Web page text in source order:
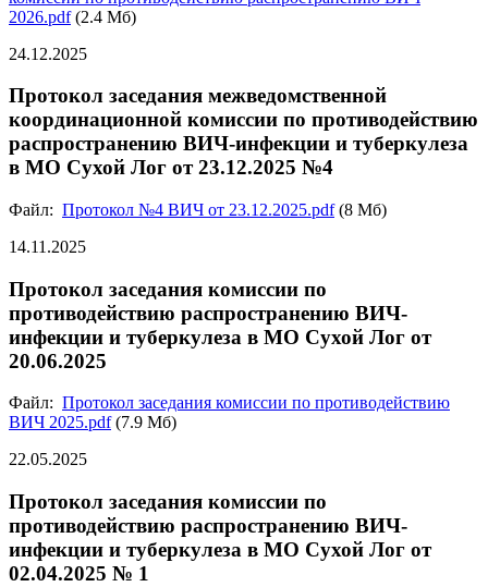
2026.pdf(2.4 Мб)
24.12.2025
Протокол заседания межведомственной
координационной комиссии по противодействию
распространению ВИЧ-инфекции и туберкулеза
в МО Сухой Лог от 23.12.2025 №4
Файл: Протокол №4 ВИЧ от 23.12.2025.pdf(8 Мб)
14.11.2025
Протокол заседания комиссии по
противодействию распространению ВИЧ-
инфекции и туберкулеза в МО Сухой Лог от
20.06.2025
Файл: Протокол заседания комиссии по противодействию
ВИЧ 2025.pdf(7.9 Мб)
22.05.2025
Протокол заседания комиссии по
противодействию распространению ВИЧ-
инфекции и туберкулеза в МО Сухой Лог от
02.04.2025 № 1